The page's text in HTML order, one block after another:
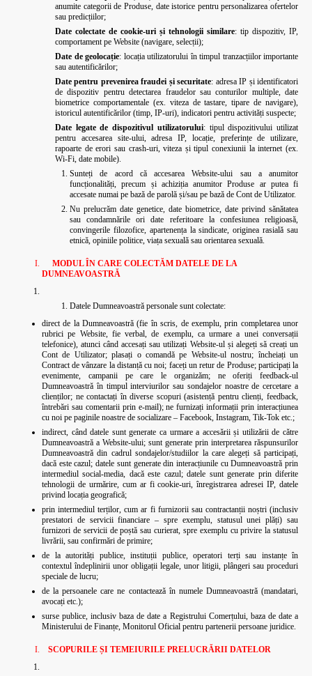
anumite categorii de Produse, date istorice pentru personalizarea ofertelor
sau predicțiilor;
Date colectate de cookie-uri și tehnologii similare: tip dispozitiv, IP,
comportament pe Website (navigare, selecții);
Date de geolocație: locația utilizatorului în timpul tranzacțiilor importante
sau autentificărilor;
Date pentru prevenirea fraudei și securitate: adresa IP și identificatori
de dispozitiv pentru detectarea fraudelor sau conturilor multiple, date
biometrice comportamentale (ex. viteza de tastare, tipare de navigare),
istoricul autentificărilor (timp, IP-uri), indicatori pentru activități suspecte;
Date legate de dispozitivul utilizatorului: tipul dispozitivului utilizat
pentru accesarea site-ului, adresa IP, locație, preferințe de utilizare,
rapoarte de erori sau crash-uri, viteza și tipul conexiunii la internet (ex.
Wi-Fi, date mobile).
Sunteți de acord că accesarea Website-ului sau a anumitor
funcționalități, precum și achiziția anumitor Produse ar putea fi
accesate numai pe bază de parolă și/sau pe bază de Cont de Utilizator.
Nu prelucrăm date genetice, date biometrice, date privind sănătatea
sau condamnările ori date referitoare la confesiunea religioasă,
convingerile filozofice, apartenența la sindicate, originea rasială sau
etnică, opiniile politice, viața sexuală sau orientarea sexuală.
MODUL ÎN CARE COLECTĂM DATELE DE LA
DUMNEAVOASTRĂ
Datele Dumneavoastră personale sunt colectate:
direct de la Dumneavoastră (fie în scris, de exemplu, prin completarea unor
rubrici pe Website, fie verbal, de exemplu, ca urmare a unei conversații
telefonice), atunci când accesați sau utilizați Website-ul și alegeți să creați un
Cont de Utilizator; plasați o comandă pe Website-ul nostru; încheiați un
Contract de vânzare la distanță cu noi; faceți un retur de Produse; participați la
evenimente, campanii pe care le organizăm; ne oferiți feedback-ul
Dumneavoastră în timpul interviurilor sau sondajelor noastre de cercetare a
clienților; ne contactați în diverse scopuri (asistență pentru clienți, feedback,
întrebări sau comentarii prin e-mail); ne furnizați informații prin interacțiunea
cu noi pe paginile noastre de socializare – Facebook, Instagram, Tik-Tok etc.;
indirect, când datele sunt generate ca urmare a accesării și utilizării de către
Dumneavoastră a Website-ului; sunt generate prin interpretarea răspunsurilor
Dumneavoastră din cadrul sondajelor/studiilor la care alegeți să participați,
dacă este cazul; datele sunt generate din interacțiunile cu Dumneavoastră prin
intermediul social-media, dacă este cazul; datele sunt generate prin diferite
tehnologii de urmărire, cum ar fi cookie-uri, înregistrarea adresei IP, datele
privind locația geografică;
prin intermediul terților, cum ar fi furnizorii sau contractanții noștri (inclusiv
prestatori de servicii financiare – spre exemplu, statusul unei plăți) sau
furnizori de servicii de poștă sau curierat, spre exemplu cu privire la statusul
livrării, sau confirmări de primire;
de la autorități publice, instituții publice, operatori terți sau instanțe în
contextul îndeplinirii unor obligații legale, unor litigii, plângeri sau proceduri
speciale de lucru;
de la persoanele care ne contactează în numele Dumneavoastră (mandatari,
avocați etc.);
surse publice, inclusiv baza de date a Registrului Comerțului, baza de date a
Ministerului de Finanțe, Monitorul Oficial pentru partenerii persoane juridice.
SCOPURILE ȘI TEMEIURILE PRELUCRĂRII DATELOR